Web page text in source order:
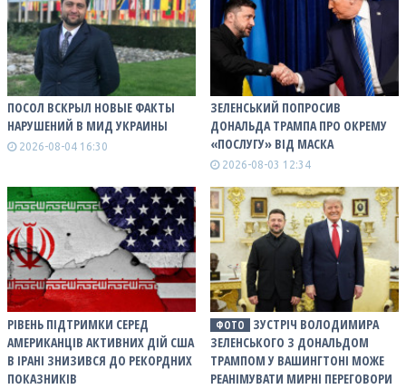
ПОСОЛ ВСКРЫЛ НОВЫЕ ФАКТЫ
НАРУШЕНИЙ В МИД УКРАИНЫ
2026-08-04 16:30
ЗЕЛЕНСЬКИЙ ПОПРОСИВ
ДОНАЛЬДА ТРАМПА ПРО ОКРЕМУ
«ПОСЛУГУ» ВІД МАСКА
2026-08-03 12:34
РІВЕНЬ ПІДТРИМКИ СЕРЕД
АМЕРИКАНЦІВ АКТИВНИХ ДІЙ США
В ІРАНІ ЗНИЗИВСЯ ДО РЕКОРДНИХ
ПОКАЗНИКІВ
ФОТО
ЗУСТРІЧ ВОЛОДИМИРА
ЗЕЛЕНСЬКОГО З ДОНАЛЬДОМ
ТРАМПОМ У ВАШИНГТОНІ МОЖЕ
РЕАНІМУВАТИ МИРНІ ПЕРЕГОВОРИ